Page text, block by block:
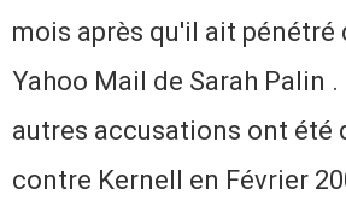
mois après qu'il ait pénétré
Yahoo Mail de Sarah Palin .
autres accusations ont été
contre Kernell en Février